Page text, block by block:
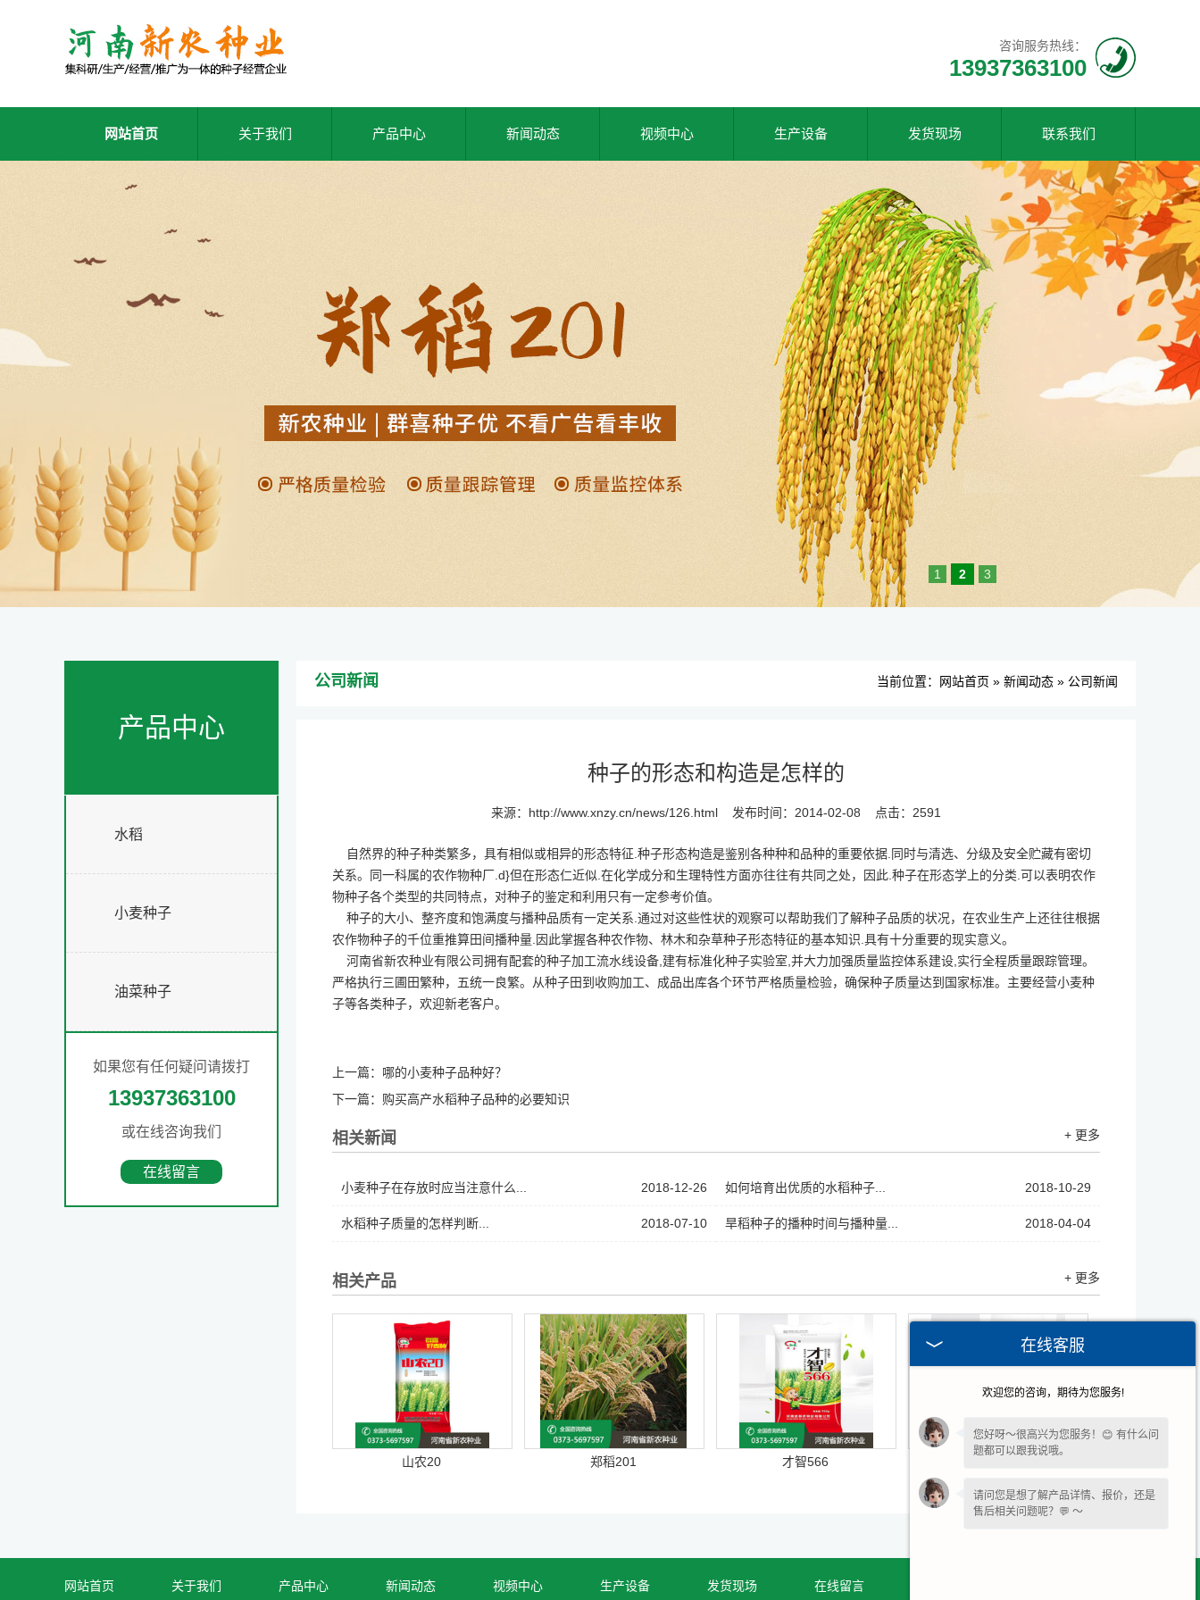
咨询服务热线：
13937363100
网站首页 关于我们 产品中心 新闻动态 视频中心 生产设备 发货现场 联系我们
1 2 3
产品中心
水稻
小麦种子
油菜种子
如果您有任何疑问请拨打
13937363100
或在线咨询我们
在线留言
公司新闻 当前位置： 网站首页 » 新闻动态 » 公司新闻
种子的形态和构造是怎样的
来源： http://www.xnzy.cn/news/126.html 发布时间：2014-02-08 点击：2591
自然界的种子种类繁多，具有相似或相异的形态特征.种子形态构造是鉴别各种种和品种的重要依据.同时与清选、分级及安全贮藏有密切
关系。同一科属的农作物种厂.d}但在形态仁近似.在化学成分和生理特性方面亦往往有共同之处，因此.种子在形态学上的分类.可以表明农作
物种子各个类型的共同特点，对种子的鉴定和利用只有一定参考价值。
种子的大小、整齐度和饱满度与播种品质有一定关系.通过对这些性状的观察可以帮助我们了解种子品质的状况，在农业生产上还往往根据
农作物种子的千位重推算田间播种量.因此掌握各种农作物、林木和杂草种子形态特征的基本知识.具有十分重要的现实意义。
河南省新农种业有限公司拥有配套的种子加工流水线设备,建有标准化种子实验室,并大力加强质量监控体系建设,实行全程质量跟踪管理。
严格执行三圃田繁种，五统一良繁。从种子田到收购加工、成品出库各个环节严格质量检验，确保种子质量达到国家标准。主要经营小麦种
子等各类种子，欢迎新老客户。
上一篇： 哪的小麦种子品种好？
下一篇： 购买高产水稻种子品种的必要知识
相关新闻 + 更多
2018-12-26
小麦种子在存放时应当注意什么... 2018-10-29
如何培育出优质的水稻种子...
2018-07-10
水稻种子质量的怎样判断... 2018-04-04
旱稻种子的播种时间与播种量...
相关产品 + 更多
山农20 郑稻201 才智566
网站首页 关于我们 产品中心 新闻动态 视频中心 生产设备 发货现场 在线留言
在线客服
欢迎您的咨询，期待为您服务!
您好呀～很高兴为您服务！😊 有什么问
题都可以跟我说哦。
请问您是想了解产品详情、报价，还是
售后相关问题呢？💬 ～